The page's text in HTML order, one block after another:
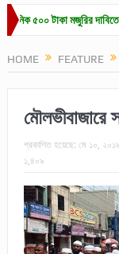
টাকা মজুরির দাবিতে
HOME FEATURE
মৌলভীবাজারে
প্রকাশিত হয়েছে: মে ১০, ২০১৯
১,৪০৯